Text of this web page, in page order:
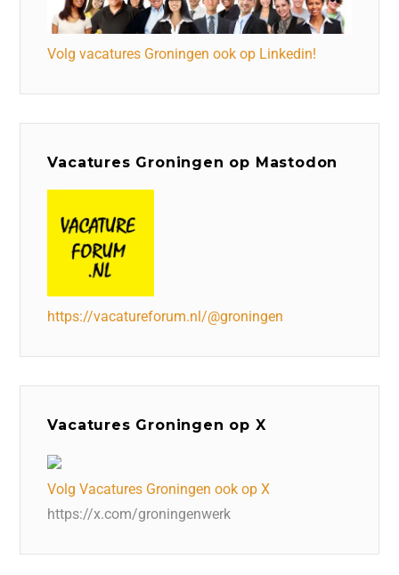
Volg vacatures Groningen ook op Linkedin!
Vacatures Groningen op Mastodon
https://vacatureforum.nl/@groningen
Vacatures Groningen op X
Volg Vacatures Groningen ook op X
https://x.com/groningenwerk